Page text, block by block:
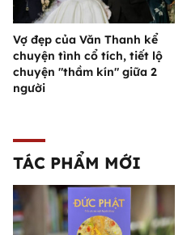
Vợ đẹp của Văn Thanh kể
chuyện tình cổ tích, tiết lộ
chuyện "thầm kín" giữa 2
người
TÁC PHẨM MỚI